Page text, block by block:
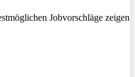
Jobvorschläge zeigen